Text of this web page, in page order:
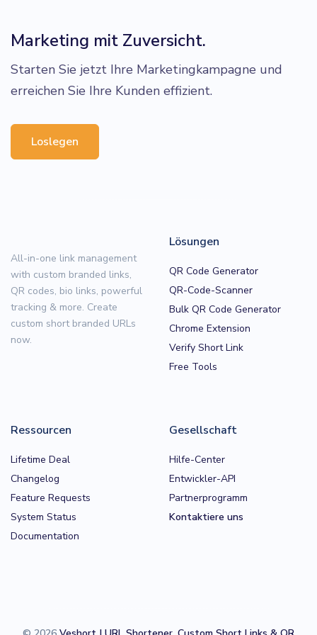
Marketing mit Zuversicht.
Starten Sie jetzt Ihre Marketingkampagne und
erreichen Sie Ihre Kunden effizient.
Loslegen
All-in-one link management
with custom branded links,
QR codes, bio links, powerful
tracking & more. Create
custom short branded URLs
now.
Lösungen
QR Code Generator
QR-Code-Scanner
Bulk QR Code Generator
Chrome Extension
Verify Short Link
Free Tools
Ressourcen
Lifetime Deal
Changelog
Feature Requests
System Status
Documentation
Gesellschaft
Hilfe-Center
Entwickler-API
Partnerprogramm
Kontaktiere uns